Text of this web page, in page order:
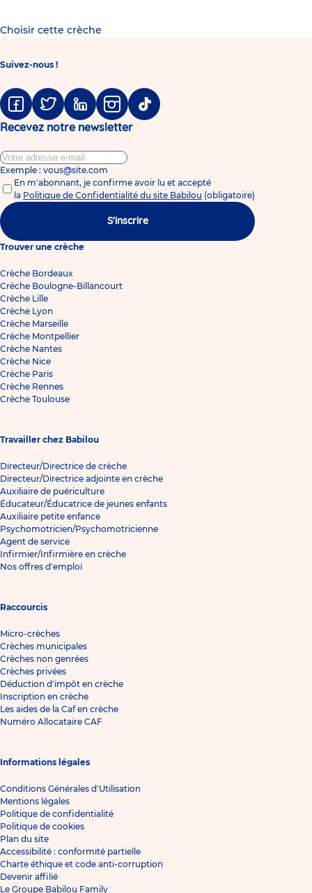
Choisir cette crèche
Suivez-nous !
FacebookTwitter LinkedinInstagramTiktok
Recevez notre newsletter
Exemple : vous@site.com
En m'abonnant, je confirme avoir lu et accepté
la Politique de Confidentialité du site Babilou (obligatoire)
S'inscrire
Trouver une crèche
Crèche Bordeaux
Crèche Boulogne-Billancourt
Crèche Lille
Crèche Lyon
Crèche Marseille
Crèche Montpellier
Crèche Nantes
Crèche Nice
Crèche Paris
Crèche Rennes
Crèche Toulouse
Travailler chez Babilou
Directeur/Directrice de crèche
Directeur/Directrice adjointe en crèche
Auxiliaire de puériculture
Éducateur/Éducatrice de jeunes enfants
Auxiliaire petite enfance
Psychomotricien/Psychomotricienne
Agent de service
Infirmier/Infirmière en crèche
Nos offres d'emploi
Raccourcis
Micro-crèches
Crèches municipales
Crèches non genrées
Crèches privées
Déduction d'impôt en crèche
Inscription en crèche
Les aides de la Caf en crèche
Numéro Allocataire CAF
Informations légales
Conditions Générales d'Utilisation
Mentions légales
Politique de confidentialité
Politique de cookies
Plan du site
Accessibilité : conformité partielle
Charte éthique et code anti-corruption
Devenir affilié
Le Groupe Babilou Family